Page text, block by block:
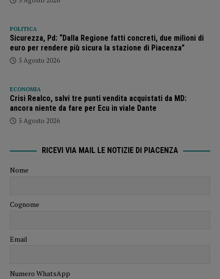
POLITICA
Sicurezza, Pd: “Dalla Regione fatti concreti, due milioni di
euro per rendere più sicura la stazione di Piacenza”
5 Agosto 2026
ECONOMIA
Crisi Realco, salvi tre punti vendita acquistati da MD:
ancora niente da fare per Ecu in viale Dante
5 Agosto 2026
RICEVI VIA MAIL LE NOTIZIE DI PIACENZA
Nome
Cognome
Email
Numero WhatsApp